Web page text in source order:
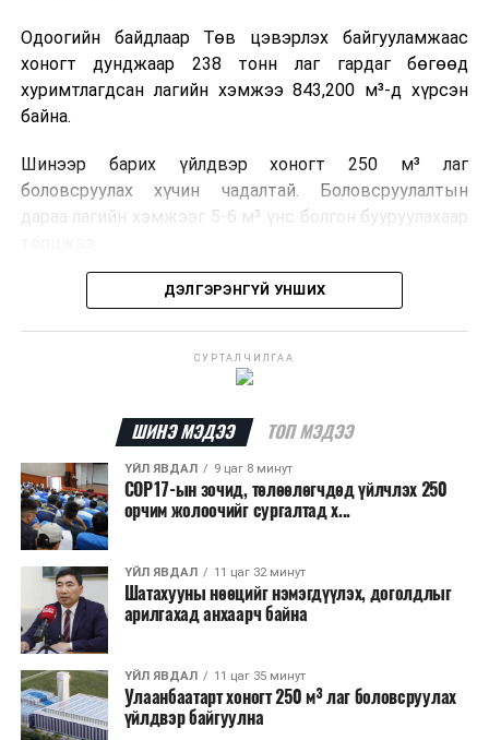
Одоогийн байдлаар Төв цэвэрлэх байгууламжаас
хоногт дунджаар 238 тонн лаг гардаг бөгөөд
хуримтлагдсан лагийн хэмжээ 843,200 м³-д хүрсэн
байна.
Шинээр барих үйлдвэр хоногт 250 м³ лаг
боловсруулах хүчин чадалтай. Боловсруулалтын
дараа лагийн хэмжээг 5-6 м³ үнс болгон бууруулахаар
Төслийн техник, эдийн засгийн үндэслэлийг
магадлалын ерөнхий дүгнэлтээр баталгаажуулсан
Мөн Нийслэлийн иргэдийн Төлөөлөгчдийн Хурлын
2025 оны 25/01 дүгээр тогтоолоор баталсан “Төр,
хувийн хэвшлийн түншлэлээр нийслэлд хэрэгжүүлэх
төслийн жагсаалт”-д лаг хатааж, шатаах үйлдвэр
барих төслийг төр, хувийн хэвшлийн түншлэлийн
хэлбэрээр хэрэгжүүлэхээр тусгажээ.
Лаг хатаах, шатаах технологи нь бохир ус цэвэрлэх
байгууламжаас гардаг лагийг байгаль орчинд аюулгүй
аргаар боловсруулж, эзлэхүүнийг эрс бууруулах
зориулалттай. Лагийг өндөр температурт шатааснаар
эзлэхүүн нь 90 хүртэл хувиар буурч, бактери, вирус
ДЭЛГЭРЭНГҮЙ УНШИХ
СУРТАЛЧИЛГАА
ШИНЭ МЭДЭЭ ТОП МЭДЭЭ
ҮЙЛ ЯВДАЛ 9 цаг 8 минут
COP17-ын зочид, төлөөлөгчдөд үйлчлэх 250
орчим жолоочийг сургалтад х...
ҮЙЛ ЯВДАЛ 11 цаг 32 минут
Шатахууны нөөцийг нэмэгдүүлэх, доголдлыг
арилгахад анхаарч байна
ҮЙЛ ЯВДАЛ 11 цаг 35 минут
Улаанбаатарт хоногт 250 м³ лаг боловсруулах
үйлдвэр байгуулна